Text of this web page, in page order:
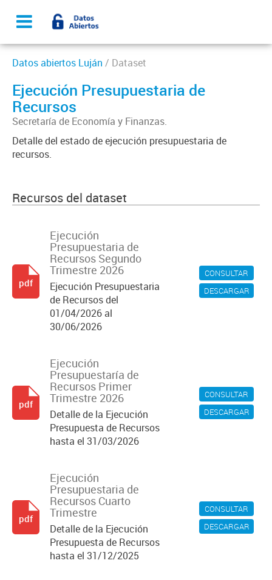
Datos abiertos Luján / Dataset
Ejecución Presupuestaria de
Recursos
Secretaría de Economía y Finanzas.
Detalle del estado de ejecución presupuestaria de
recursos.
Recursos del dataset
CONSULTAR
DESCARGAR
Ejecución
Presupuestaria de
Recursos Segundo
Trimestre 2026
Ejecución Presupuestaria
de Recursos del
01/04/2026 al
30/06/2026
pdf
CONSULTAR
DESCARGAR
Ejecución
Presupuestaría de
Recursos Primer
Trimestre 2026
Detalle de la Ejecución
Presupuesta de Recursos
hasta el 31/03/2026
pdf
CONSULTAR
DESCARGAR
Ejecución
Presupuestaria de
Recursos Cuarto
Trimestre
Detalle de la Ejecución
Presupuesta de Recursos
hasta el 31/12/2025
pdf